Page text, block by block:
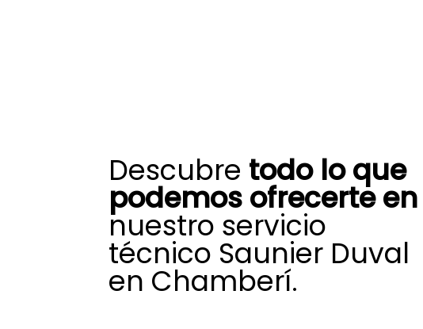
Descubre todo lo que
podemos ofrecerte en
nuestro servicio
técnico Saunier Duval
en Chamberí.